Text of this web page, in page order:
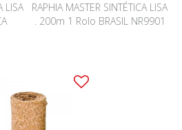
LISA
RAPHIA MASTER SINTÉTICA LISA
. 200m 1 Rolo BRASIL NR9901